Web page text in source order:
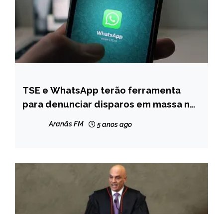
BRASIL
NOTÍCIAS
TSE e WhatsApp terão ferramenta
para denunciar disparos em massa nas
Aranãs FM 5 anos ago